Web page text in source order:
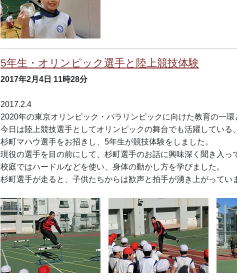
5年生・オリンピック選手と陸上競技体験
2017年2月4日 11時28分
2017.2.4
2020年の東京オリンピック・パラリンピックに向けた教育の一環
今日は陸上競技選手としてオリンピックの舞台でも活躍している
杉町マハウ選手をお招きし、5年生が競技体験をしました。
現役の選手を目の前にして、杉町選手のお話に興味深く聞き入っ
校庭ではハードルなどを使い、身体の動かし方を学びました。
杉町選手が走ると、子供たちからは歓声と拍手が湧き上がってい